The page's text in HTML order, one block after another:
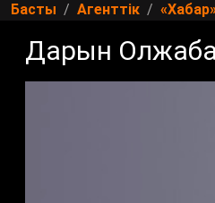
Басты Агенттік
Дарын